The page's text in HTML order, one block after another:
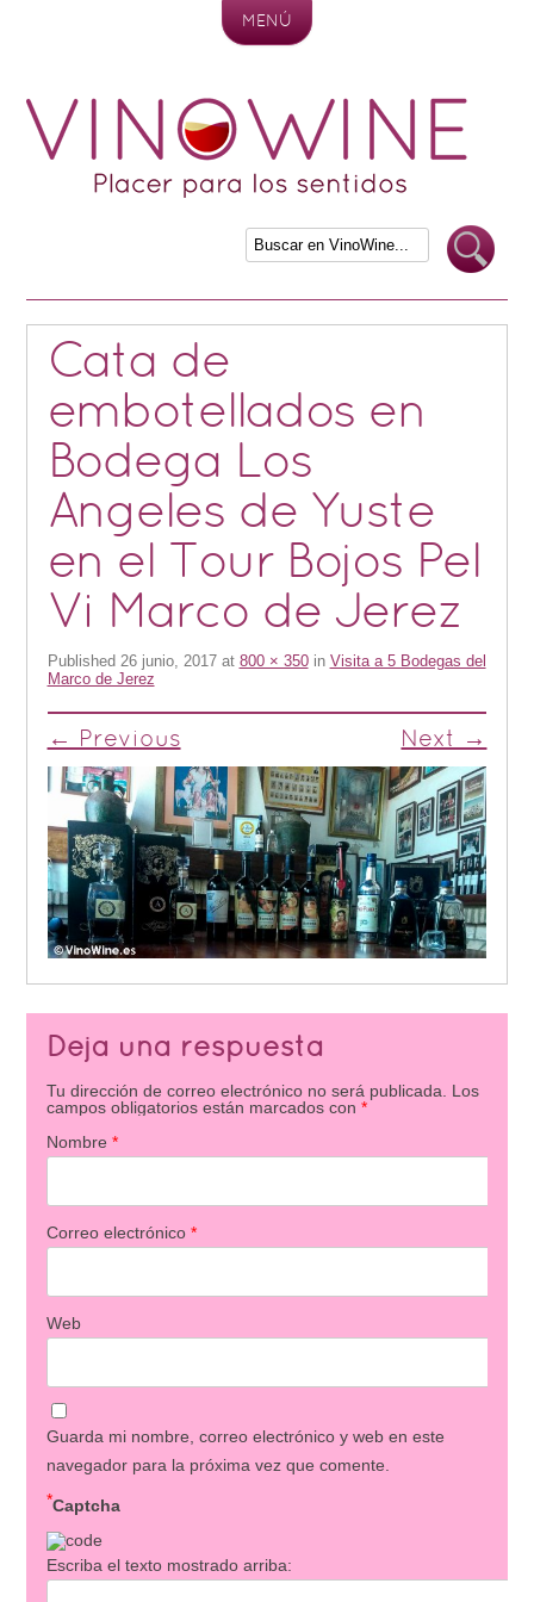
MENÚ
Cata de
embotellados en
Bodega Los
Angeles de Yuste
en el Tour Bojos Pel
Vi Marco de Jerez
Published 26 junio, 2017at 800 × 350in Visita a 5 Bodegas del
Marco de Jerez
← Previous Next →
Deja una respuesta
Tu dirección de correo electrónico no será publicada.
Los
campos obligatorios están marcados con *
Nombre *
Correo electrónico *
Web
Guarda mi nombre, correo electrónico y web en este
navegador para la próxima vez que comente.
Captcha
*
Escriba el texto mostrado arriba: